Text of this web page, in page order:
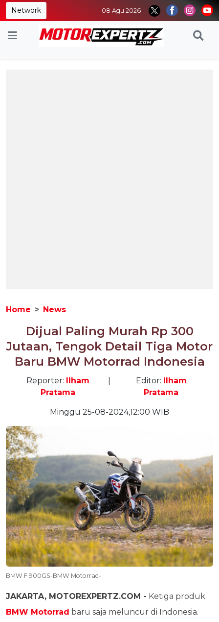
Network 08 Agu 2026
Home News
Dijual Paling Murah Rp 300
Jutaan, Tengok Detail Tiga Motor
Baru BMW Motorrad Indonesia
Reporter: Ilham
Pratama
Editor: Ilham
Pratama
Minggu 25-08-2024,12:00 WIB
BMW F 900GS-BMW Motorrad-
JAKARTA, MOTOREXPERTZ.COM - Ketiga produk
BMW Motorrad baru saja meluncur di Indonesia.